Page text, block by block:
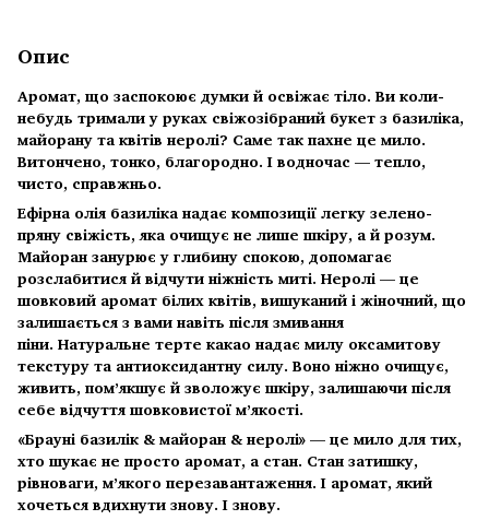
Опис
Аромат, що заспокоює думки й освіжає тіло. Ви коли-
небудь тримали у руках свіжозібраний букет з базиліка,
майорану та квітів неролі? Саме так пахне це мило.
Витончено, тонко, благородно. І водночас — тепло,
чисто, справжньо.
Ефірна олія базиліка надає композиції легку зелено-
пряну свіжість, яка очищує не лише шкіру, а й розум.
Майоран занурює у глибину спокою, допомагає
розслабитися й відчути ніжність миті. Неролі — це
шовковий аромат білих квітів, вишуканий і жіночний, що
залишається з вами навіть після змивання
піни. Натуральне терте какао надає милу оксамитову
текстуру та антиоксидантну силу. Воно ніжно очищує,
живить, пом’якшує й зволожує шкіру, залишаючи після
себе відчуття шовковистої м’якості.
«Брауні базилік & майоран & неролі» — це мило для тих,
хто шукає не просто аромат, а стан. Стан затишку,
рівноваги, м’якого перезавантаження. І аромат, який
хочеться вдихнути знову. І знову.